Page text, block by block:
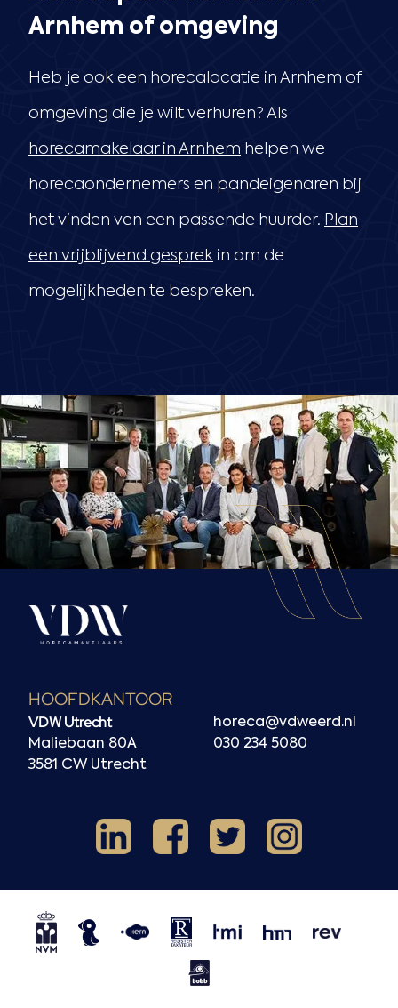
Arnhem of omgeving
Heb je ook een horecalocatie in Arnhem of
omgeving die je wilt verhuren? Als
horecamakelaar in Arnhem helpen we
horecaondernemers en pandeigenaren bij
het vinden ven een passende huurder. Plan
een vrijblijvend gesprek in om de
mogelijkheden te bespreken.
HOOFDKANTOOR
VDW Utrecht
Maliebaan 80A
3581 CW Utrecht
horeca@vdweerd.nl
030 234 5080
LinkedInFacebook
X Instagram
NVM
Horecaspot
Kern
NRVT
TMI HMN REV
BOBB